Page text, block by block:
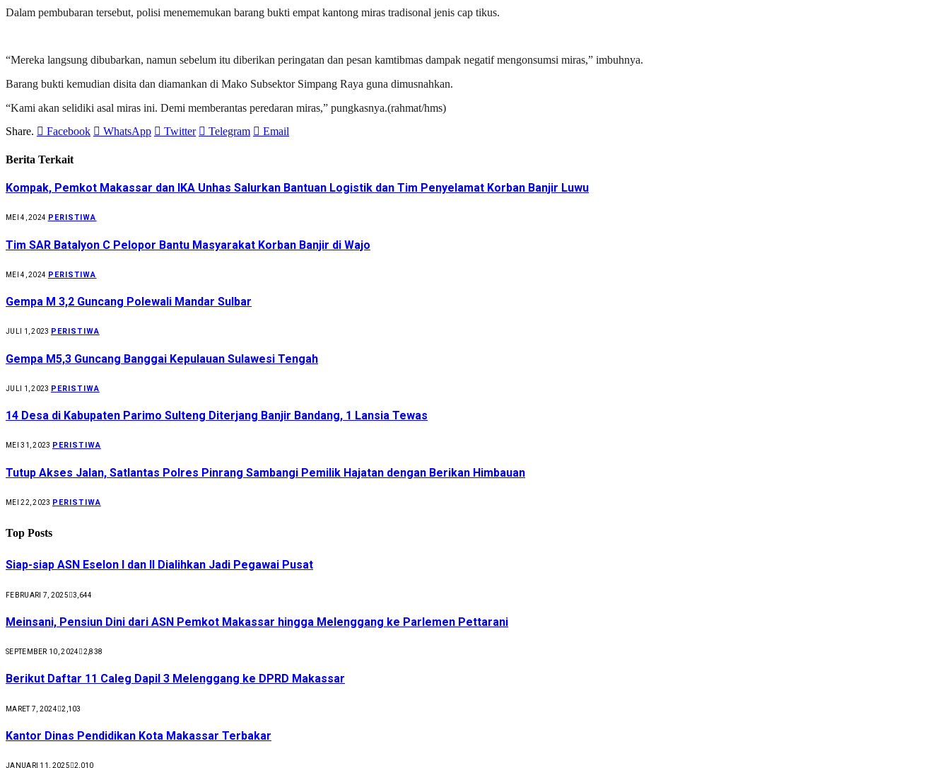
Dalam pembubaran tersebut, polisi menememukan barang bukti empat kantong miras tradisonal jenis cap tikus.
“Mereka langsung dibubarkan, namun sebelum itu diberikan peringatan dan pesan kamtibmas dampak negatif mengonsumsi miras,” imbuhnya.
Barang bukti kemudian disita dan diamankan di Mako Subsektor Simpang Raya guna dimusnahkan.
“Kami akan selidiki asal miras ini. Demi memberantas peredaran miras,” pungkasnya.(rahmat/hms)
Share.
Facebook WhatsApp Twitter Telegram Email
Berita Terkait
Kompak, Pemkot Makassar dan IKA Unhas Salurkan Bantuan Logistik dan Tim Penyelamat Korban Banjir Luwu
MEI 4, 2024 PERISTIWA
Tim SAR Batalyon C Pelopor Bantu Masyarakat Korban Banjir di Wajo
MEI 4, 2024 PERISTIWA
Gempa M 3,2 Guncang Polewali Mandar Sulbar
JULI 1, 2023 PERISTIWA
Gempa M5,3 Guncang Banggai Kepulauan Sulawesi Tengah
JULI 1, 2023 PERISTIWA
14 Desa di Kabupaten Parimo Sulteng Diterjang Banjir Bandang, 1 Lansia Tewas
MEI 31, 2023 PERISTIWA
Tutup Akses Jalan, Satlantas Polres Pinrang Sambangi Pemilik Hajatan dengan Berikan Himbauan
MEI 22, 2023 PERISTIWA
Top Posts
Siap-siap ASN Eselon I dan II Dialihkan Jadi Pegawai Pusat
FEBRUARI 7, 2025 3,644
Meinsani, Pensiun Dini dari ASN Pemkot Makassar hingga Melenggang ke Parlemen Pettarani
SEPTEMBER 10, 2024 2,838
Berikut Daftar 11 Caleg Dapil 3 Melenggang ke DPRD Makassar
MARET 7, 2024 2,103
Kantor Dinas Pendidikan Kota Makassar Terbakar
JANUARI 11, 2025 2,010